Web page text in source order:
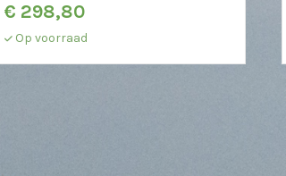
€ 298,80
Op voorraad